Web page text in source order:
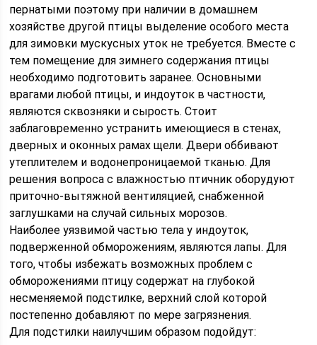
пернатыми поэтому при наличии в домашнем
хозяйстве другой птицы выделение особого места
для зимовки мускусных уток не требуется. Вместе с
тем помещение для зимнего содержания птицы
необходимо подготовить заранее. Основными
врагами любой птицы, и индоуток в частности,
являются сквозняки и сырость. Стоит
заблаговременно устранить имеющиеся в стенах,
дверных и оконных рамах щели. Двери оббивают
утеплителем и водонепроницаемой тканью. Для
решения вопроса с влажностью птичник оборудуют
приточно-вытяжной вентиляцией, снабженной
заглушками на случай сильных морозов.
Наиболее уязвимой частью тела у индоуток,
подверженной обморожениям, являются лапы. Для
того, чтобы избежать возможных проблем с
обморожениями птицу содержат на глубокой
несменяемой подстилке, верхний слой которой
постепенно добавляют по мере загрязнения.
Для подстилки наилучшим образом подойдут: